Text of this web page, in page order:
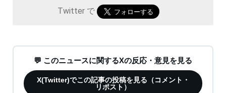
Twitter で
💬 このニュースに関するXの反応・意見を見る
X(Twitter)でこの記事の投稿を見る（コメント・
リポスト）